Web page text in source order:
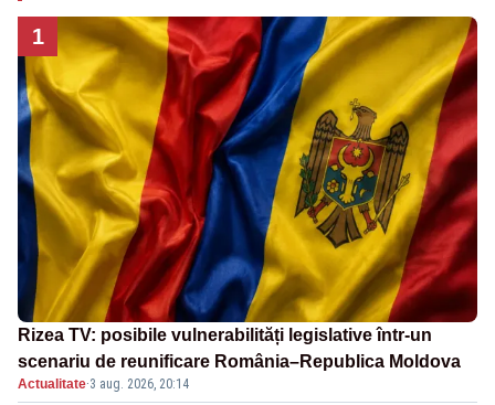
1
Rizea TV: posibile vulnerabilități legislative într-un
scenariu de reunificare România–Republica Moldova
Actualitate·3 aug. 2026, 20:14